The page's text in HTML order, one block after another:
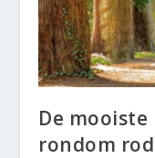
De
rondom